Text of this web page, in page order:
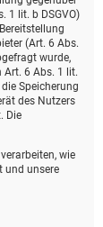
1 lit. b DSGVO)
(Art. 6 Abs.
wurde,
6 Abs. 1 lit.
Speicherung
des Nutzers
Die
wie
und unsere